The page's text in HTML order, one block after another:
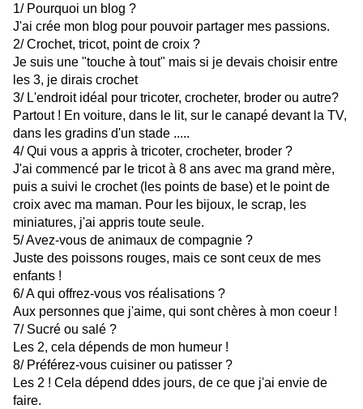
1/ Pourquoi un blog ?
J'ai crée mon blog pour pouvoir partager mes passions.
2/ Crochet, tricot, point de croix ?
Je suis une "touche à tout" mais si je devais choisir entre
les 3, je dirais crochet
3/ L'endroit idéal pour tricoter, crocheter, broder ou autre?
Partout ! En voiture, dans le lit, sur le canapé devant la TV,
dans les gradins d'un stade .....
4/ Qui vous a appris à tricoter, crocheter, broder ?
J'ai commencé par le tricot à 8 ans avec ma grand mère,
puis a suivi le crochet (les points de base) et le point de
croix avec ma maman. Pour les bijoux, le scrap, les
miniatures, j'ai appris toute seule.
5/ Avez-vous de animaux de compagnie ?
Juste des poissons rouges, mais ce sont ceux de mes
enfants !
6/ A qui offrez-vous vos réalisations ?
Aux personnes que j'aime, qui sont chères à mon coeur !
7/ Sucré ou salé ?
Les 2, cela dépends de mon humeur !
8/ Préférez-vous cuisiner ou patisser ?
Les 2 ! Cela dépend ddes jours, de ce que j'ai envie de
faire.